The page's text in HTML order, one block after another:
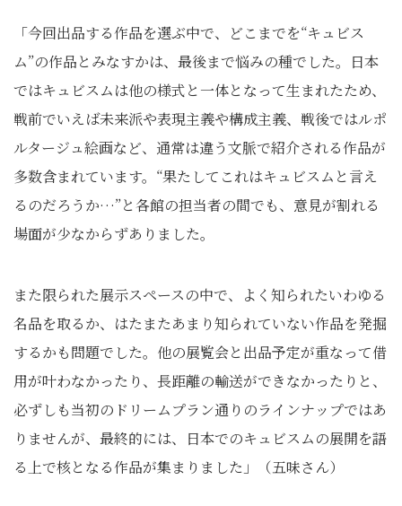
「今回出品する作品を選ぶ中で、どこまでを“キュビス
ム”の作品とみなすかは、最後まで悩みの種でした。日本
ではキュビスムは他の様式と一体となって生まれたため、
戦前でいえば未来派や表現主義や構成主義、戦後ではルポ
ルタージュ絵画など、通常は違う文脈で紹介される作品が
多数含まれています。“果たしてこれはキュビスムと言え
るのだろうか…”と各館の担当者の間でも、意見が割れる
場面が少なからずありました。
また限られた展示スペースの中で、よく知られたいわゆる
名品を取るか、はたまたあまり知られていない作品を発掘
するかも問題でした。他の展覧会と出品予定が重なって借
用が叶わなかったり、長距離の輸送ができなかったりと、
必ずしも当初のドリームプラン通りのラインナップではあ
りませんが、最終的には、日本でのキュビスムの展開を語
る上で核となる作品が集まりました」（五味さん）